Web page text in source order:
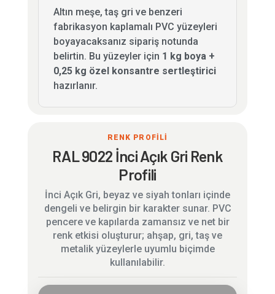
Altın meşe, taş gri ve benzeri
fabrikasyon kaplamalı PVC yüzeyleri
boyayacaksanız sipariş notunda
belirtin. Bu yüzeyler için 1 kg boya +
0,25 kg özel konsantre sertleştirici
hazırlanır.
RENK PROFİLİ
RAL 9022 İnci Açık Gri Renk
Profili
İnci Açık Gri, beyaz ve siyah tonları içinde
dengeli ve belirgin bir karakter sunar. PVC
pencere ve kapılarda zamansız ve net bir
renk etkisi oluşturur; ahşap, gri, taş ve
metalik yüzeylerle uyumlu biçimde
kullanılabilir.